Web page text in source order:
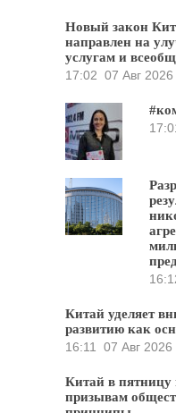
Новый закон
направлен на
услугам и
17:02 07 Авг 2026
Китай уделяет
развитию как
16:11
07 Авг 2026
Китай в
призывам